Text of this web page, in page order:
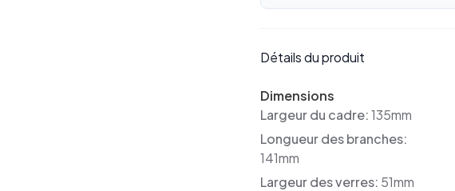
Détails du produit
Dimensions
Largeur du cadre:135mm
Longueur des branches:
141mm
Largeur des verres: 51mm